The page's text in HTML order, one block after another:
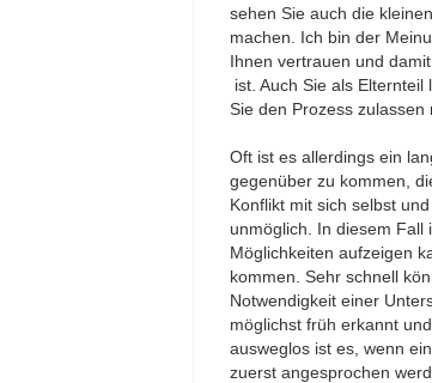
sehen Sie auch die
machen. Ich bin der
Ihnen vertrauen und
ist. Auch Sie als
Sie den Prozess zulassen
Oft ist es allerdings ein
gegenüber zu kommen,
Konflikt mit sich selbst
unmöglich. In diesem Fall
Möglichkeiten aufzeigen
kommen. Sehr schnell
Notwendigkeit einer
möglichst früh erkannt
ausweglos ist es, wenn
zuerst angesprochen